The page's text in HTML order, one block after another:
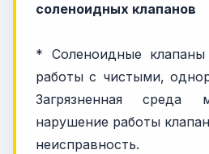
соленоидных клапанов
* Соленоидные клапаны
работы с чистыми,
Загрязненная среда
нарушение работы
неисправность.